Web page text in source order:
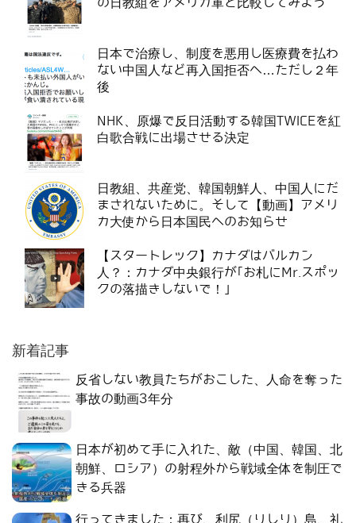
日本で治療し、制度を悪用し医療費を払わ
ない中国人など再入国拒否へ…ただし２年
後
NHK、原爆で反日活動する韓国TWICEを紅
白歌合戦に出場させる決定
日教組、共産党、韓国朝鮮人、中国人にだ
まされないために。そして【動画】アメリ
カ大使から日本国民へのお知らせ
【スタートレック】カナダはバルカン
人？：カナダ中央銀行が｢お札にMr.スポッ
クの落描きしないで！｣
新着記事
反省しない教員たちがおこした、人命を奪った
事故の動画3年分
日本が初めて手に入れた、敵（中国、韓国、北
朝鮮、ロシア）の射程外から戦域全体を制圧で
きる兵器
行ってきました：再び、利尻（りしり）島、礼